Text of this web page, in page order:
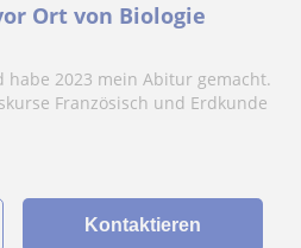
Ort von Biologie
habe 2023 mein Abitur gemacht.
Französisch und Erdkunde
Kontaktieren